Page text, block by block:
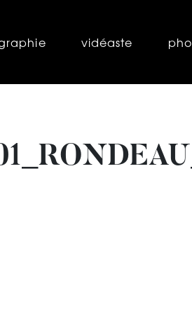
vidéaste